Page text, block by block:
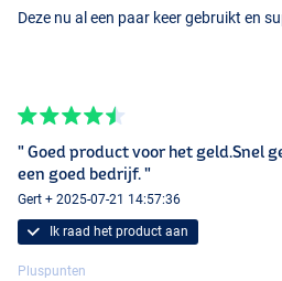
Deze nu al een paar keer gebruikt en
" Goed product voor het geld.Snel
een goed bedrijf. "
Gert + 2025-07-21 14:57:36
Ik raad het product aan
Pluspunten